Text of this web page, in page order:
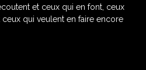
et ceux qui en font, ceux
qui veulent en faire encore